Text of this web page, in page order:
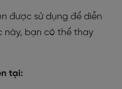
được sử dụng để diễn
này, bạn có thể thay
tại: